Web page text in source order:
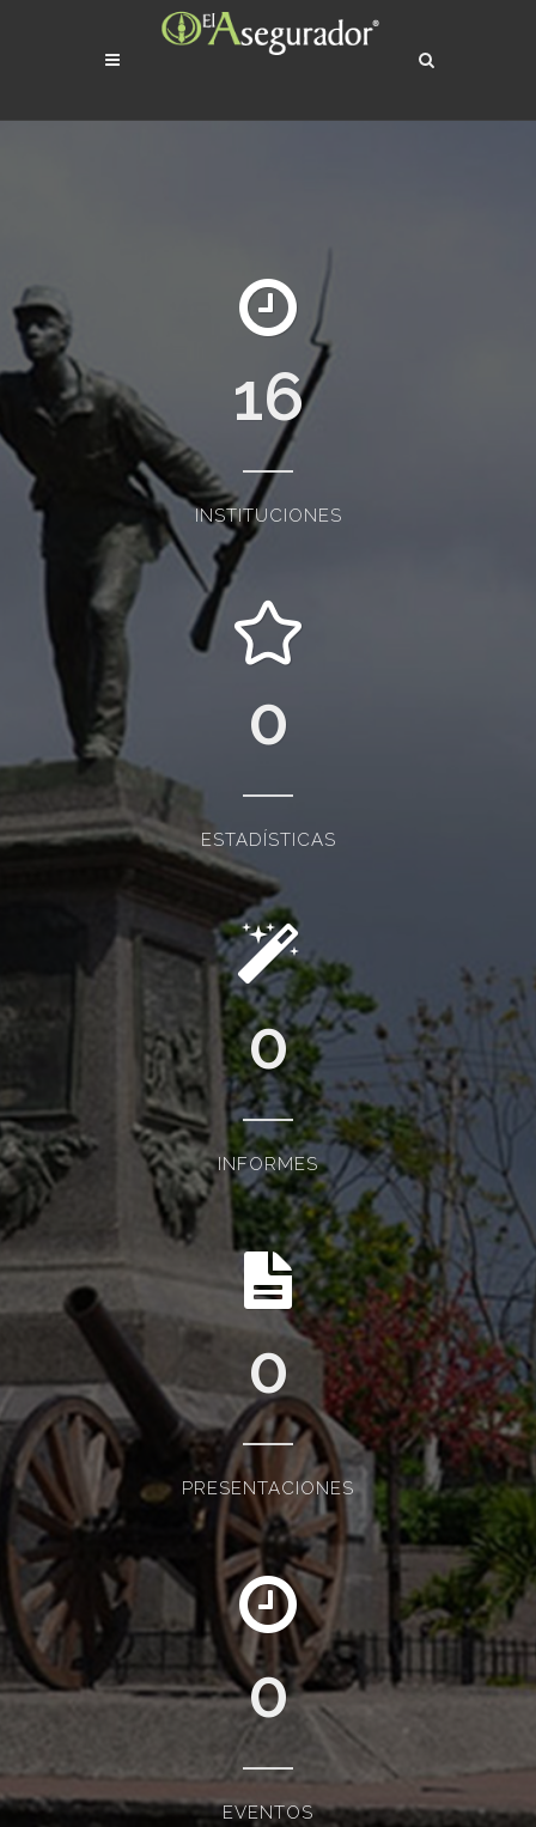
16
INSTITUCIONES
0
ESTADÍSTICAS
0
INFORMES
0
PRESENTACIONES
0
EVENTOS